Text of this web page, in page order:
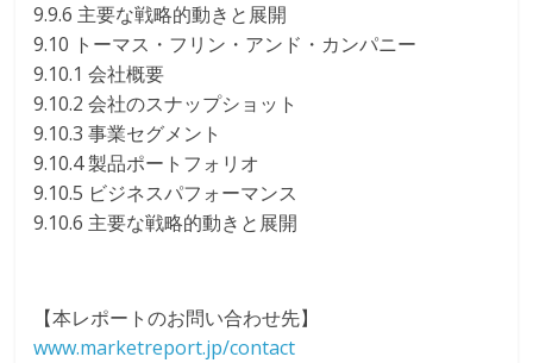
9.9.6 主要な戦略的動きと展開
9.10 トーマス・フリン・アンド・カンパニー
9.10.1 会社概要
9.10.2 会社のスナップショット
9.10.3 事業セグメント
9.10.4 製品ポートフォリオ
9.10.5 ビジネスパフォーマンス
9.10.6 主要な戦略的動きと展開
【本レポートのお問い合わせ先】
www.marketreport.jp/contact